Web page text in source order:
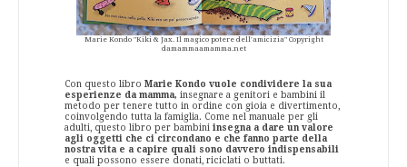
Marie Kondo "Kiki & Jax. Il magico potere dell'amicizia" Copyright
damammaamamma.net
Con questo libro Marie Kondo vuole condividere la sua
esperienze da mamma, insegnare a genitori e bambini il
metodo per tenere tutto in ordine con gioia e divertimento,
coinvolgendo tutta la famiglia. Come nel manuale per gli
adulti, questo libro per bambini insegna a dare un valore
agli oggetti che ci circondano e che fanno parte della
nostra vita e a capire quali sono davvero indispensabili
e quali possono essere donati, riciclati o buttati.